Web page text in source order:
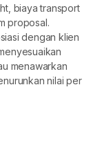
biaya transport
proposal.
dengan klien
menawarkan
nilai per